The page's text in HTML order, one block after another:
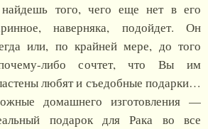
того, чего еще нет в его
наверняка, подойдет. Он
или, по крайней мере, до того
либо сочтет, что Вы им
любят и съедобные подарки…
домашнего изготовления —
подарок для Рака во все